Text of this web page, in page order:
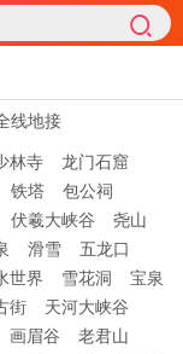
线地接
林寺
龙门石窟
铁塔
包公祠
伏羲大峡谷
尧山
滑雪
五龙口
世界 雪花洞
宝泉
街
天河大峡谷
画眉谷
老君山